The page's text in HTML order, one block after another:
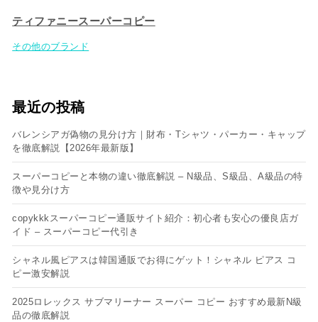
ティファニースーパーコピー
その他のブランド
最近の投稿
バレンシアガ偽物の見分け方｜財布・Tシャツ・パーカー・キャップ
を徹底解説【2026年最新版】
スーパーコピーと本物の違い徹底解説 – N級品、S級品、A級品の特
徴や見分け方
copykkkスーパーコピー通販サイト紹介：初心者も安心の優良店ガ
イド – スーパーコピー代引き
シャネル風ピアスは韓国通販でお得にゲット！シャネル ピアス コ
ピー​激安解説
2025ロレックス サブマリーナー スーパー コピー おすすめ最新N級
品の徹底解説